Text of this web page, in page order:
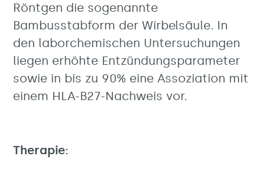
Röntgen die sogenannte
Bambusstabform der Wirbelsäule. In
den laborchemischen Untersuchungen
liegen erhöhte Entzündungsparameter
sowie in bis zu 90% eine Assoziation mit
einem HLA-B27-Nachweis vor.
Therapie: